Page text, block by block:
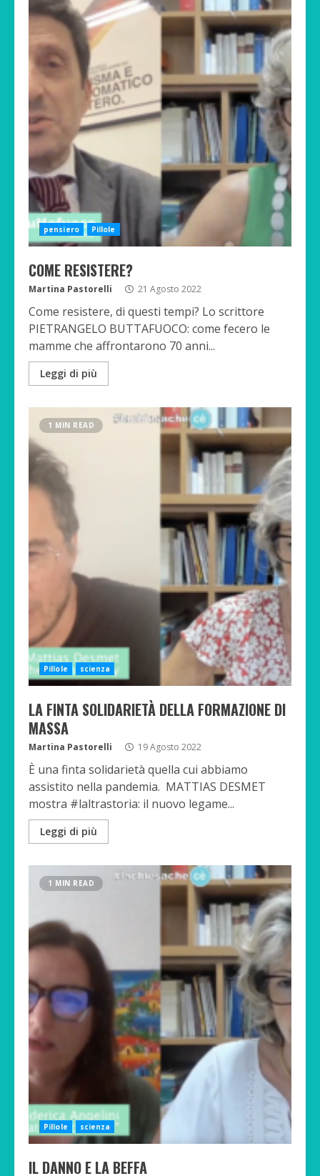
pensiero Pillole
COME RESISTERE?
Martina Pastorelli 21 Agosto 2022
Come resistere, di questi tempi? Lo scrittore
PIETRANGELO BUTTAFUOCO: come fecero le
mamme che affrontarono 70 anni...
Leggi di più
1 MIN READ
Pillole scienza
LA FINTA SOLIDARIETÀ DELLA FORMAZIONE DI
MASSA
Martina Pastorelli 19 Agosto 2022
È una finta solidarietà quella cui abbiamo
assistito nella pandemia. MATTIAS DESMET
mostra #laltrastoria: il nuovo legame...
Leggi di più
1 MIN READ
Pillole scienza
IL DANNO E LA BEFFA